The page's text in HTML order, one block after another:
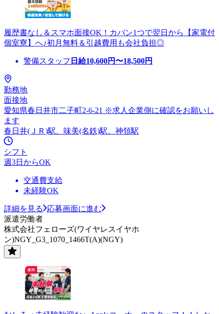
履歴書なし＆スマホ面接OK！カバン1つで翌日から【家電付
個室寮】へ♪初月無料＆引越費用も会社負担◎
警備スタッフ 日給10,600円〜18,500円
勤務地
面接地
愛知県春日井市二子町2-6-21 ※求人企業側に確認をお願いし
ます
春日井(ＪＲ)駅、味美(名鉄)駅、神領駅
シフト
週3日からOK
交通費支給
未経験OK
詳細を見る
応募画面に進む
派遣労働者
株式会社フェローズ(ワイヤレスイヤホ
ン)NGY_G3_1070_1466T(A)(NGY)